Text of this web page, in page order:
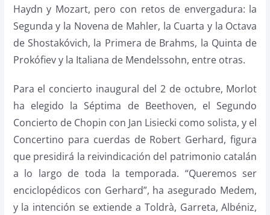
Haydn y Mozart, pero con retos de envergadura: la
Segunda y la Novena de Mahler, la Cuarta y la Octava
de Shostakóvich, la Primera de Brahms, la Quinta de
Prokófiev y la Italiana de Mendelssohn, entre otras.
Para el concierto inaugural del 2 de octubre, Morlot
ha elegido la Séptima de Beethoven, el Segundo
Concierto de Chopin con Jan Lisiecki como solista, y el
Concertino para cuerdas de Robert Gerhard, figura
que presidirá la reivindicación del patrimonio catalán
a lo largo de toda la temporada. “Queremos ser
enciclopédicos con Gerhard”, ha asegurado Medem,
y la intención se extiende a Toldrà, Garreta, Albéniz,